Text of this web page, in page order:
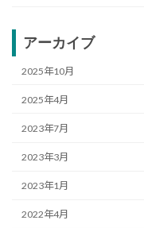
アーカイブ
2025年10月
2025年4月
2023年7月
2023年3月
2023年1月
2022年4月